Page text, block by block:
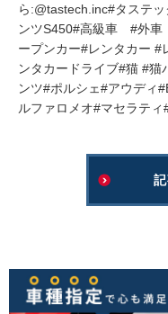
ら:@tastech.inc#タステ
ンツS450#高級車 #外
ープンカー#レンタカー #
ンタカードライブ#猫 #
ンツ#ポルシェ#アウディ
ルファロメオ#マセラティ